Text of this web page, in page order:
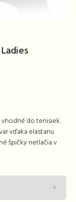
do tenisiek.
vďaka elastanu.
špičky netlačia v